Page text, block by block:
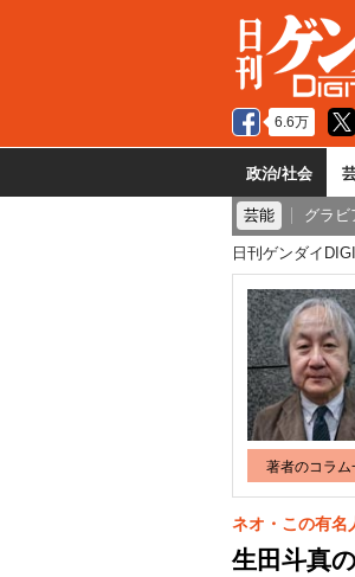
6.6万
政治/社会
芸能 グラビ
日刊ゲンダイ
著者のコラム
ネオ・この有名
生田斗真